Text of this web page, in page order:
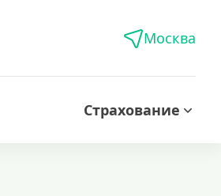
Москва
Страхование